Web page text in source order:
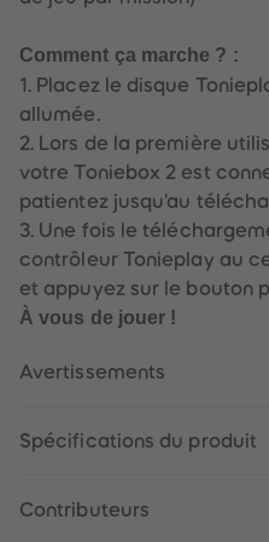
Comment ça marche ? :
1. Placez le disque
allumée.
2. Lors de la première
votre Toniebox 2 est
patientez jusqu'au
3. Une fois le
contrôleur Tonieplay au
et appuyez sur le bouton
À vous de jouer !
Avertissements
Spécifications du produit
Contributeurs